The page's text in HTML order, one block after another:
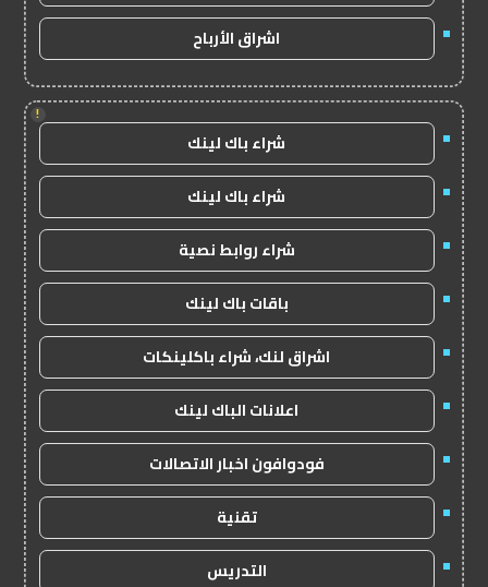
اشراق الأرباح
!
شراء باك لينك
شراء باك لينك
شراء روابط نصية
باقات باك لينك
اشراق لنك، شراء باكلينكات
اعلانات الباك لينك
فودوافون اخبار الاتصالات
تقنية
التدريس